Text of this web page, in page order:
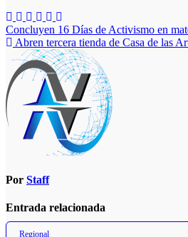
Navegación
de
entradas
Concluyen 16 Días de Activismo en
Abren tercera tienda de Casa de las
Por Staff
Entrada relacionada
Regional